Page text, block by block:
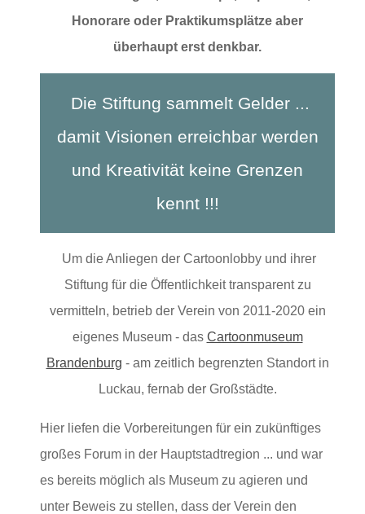
Honorare oder Praktikumsplätze aber
überhaupt erst denkbar.
Die Stiftung sammelt Gelder ...
damit Visionen erreichbar werden
und Kreativität keine Grenzen
kennt !!!
Um die Anliegen der Cartoonlobby und ihrer
Stiftung für die Öffentlichkeit transparent zu
vermitteln, betrieb der Verein von 2011-2020 ein
eigenes Museum - das Cartoonmuseum
Brandenburg - am zeitlich begrenzten Standort in
Luckau, fernab der Großstädte.
Hier liefen die Vorbereitungen für ein zukünftiges
großes Forum in der Hauptstadtregion ... und war
es bereits möglich als Museum zu agieren und
unter Beweis zu stellen, dass der Verein den